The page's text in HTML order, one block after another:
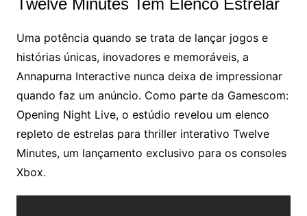
Uma potência quando se trata de lançar jogos e
histórias únicas, inovadores e memoráveis, a
Annapurna Interactive nunca deixa de impressionar
quando faz um anúncio. Como parte da Gamescom:
Opening Night Live, o estúdio revelou um elenco
repleto de estrelas para thriller interativo Twelve
Minutes, um lançamento exclusivo para os consoles
Xbox.